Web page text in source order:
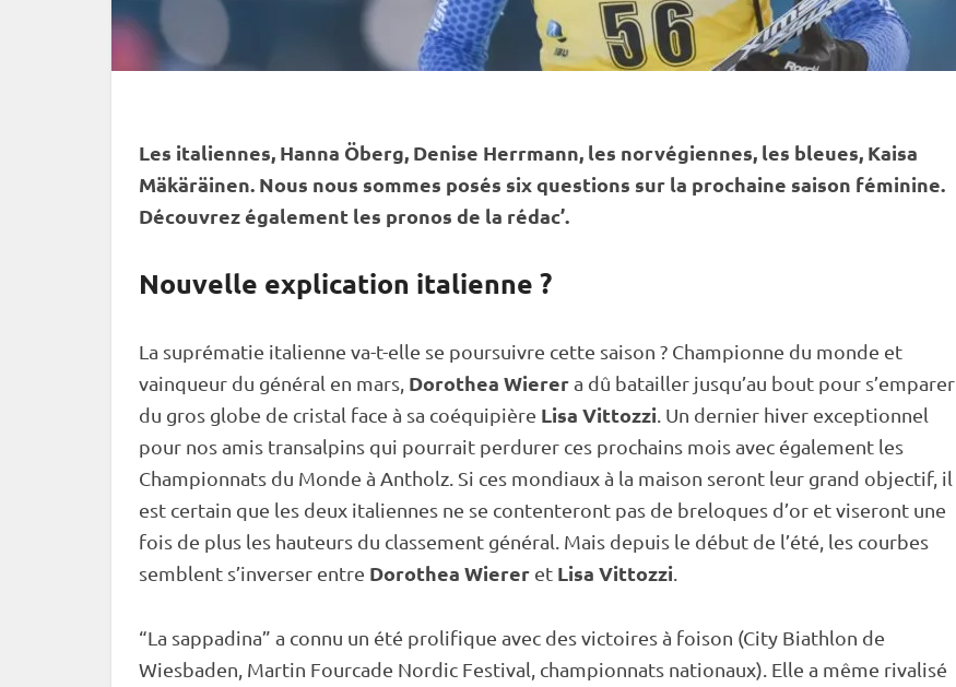
Les italiennes, Hanna Öberg, Denise Herrmann, les norvégiennes, les bleues, Kaisa
Mäkäräinen. Nous nous sommes posés six questions sur la prochaine saison féminine.
Découvrez également les pronos de la rédac’.
Nouvelle explication italienne ?
La suprématie italienne va-t-elle se poursuivre cette saison ? Championne du monde et
vainqueur du général en mars, Dorothea Wierera dû batailler jusqu’au bout pour s’emparer
du gros globe de cristal face à sa coéquipière Lisa Vittozzi . Un dernier hiver exceptionnel
pour nos amis transalpins qui pourrait perdurer ces prochains mois avec également les
Championnats du Monde à Antholz. Si ces mondiaux à la maison seront leur grand objectif, il
est certain que les deux italiennes ne se contenteront pas de breloques d’or et viseront une
fois de plus les hauteurs du classement général. Mais depuis le début de l’été, les courbes
semblent s’inverser entre Dorothea Wierer et Lisa Vittozzi
“La sappadina” a connu un été prolifique avec des victoires à foison (City Biathlon de
Wiesbaden, Martin Fourcade Nordic Festival, championnats nationaux). Elle a même rivalisé